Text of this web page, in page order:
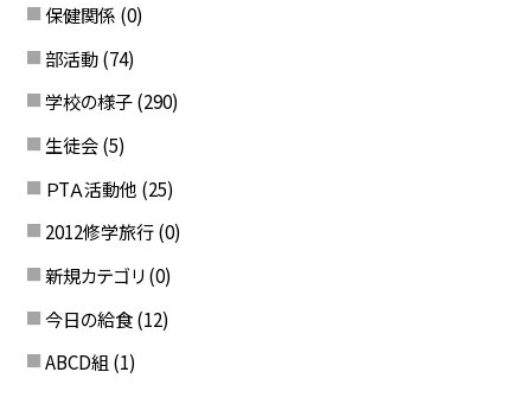
保健関係 (0)
部活動 (74)
学校の様子 (290)
生徒会 (5)
ＰTＡ活動他 (25)
2012修学旅行 (0)
新規カテゴリ (0)
今日の給食 (12)
ABCD組 (1)